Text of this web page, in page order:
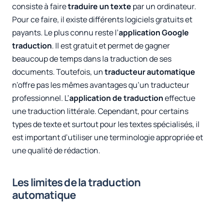
consiste à fairetraduire un texte par un ordinateur.
Pour ce faire, il existe différents logiciels gratuits et
payants. Le plus connu reste l’application Google
traduction. Il est gratuit et permet de gagner
beaucoup de temps dans la traduction de ses
documents. Toutefois, untraducteur automatique
n’offre pas les mêmes avantages qu’un traducteur
professionnel. L’application de traductioneffectue
une traduction littérale. Cependant, pour certains
types de texte et surtout pour les textes spécialisés, il
est important d’utiliser une terminologie appropriée et
une qualité de rédaction.
Les limites de la traduction
automatique